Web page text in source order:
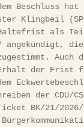
Beschluss hat
Klingbeil
Haltefrist als
angekündigt, die
Auch
der Frist
der CDU/
BK/21/2026/